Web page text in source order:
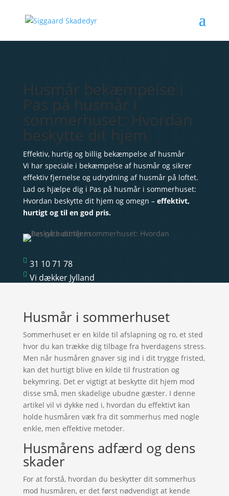
Husmår bekæmpelse i
Pas på husmår i
sommerhuset: Hvordan
beskytte dit hjem
Effektiv, hurtig og billig bekæmpelse af husmår
Vi har speciale i bekæmpelse af husmår og sikrer
effektiv fjernelse og udrydning af husmår på loftet.
Lad os hjælpe dig i Pas på husmår i sommerhuset:
Hvordan beskytte dit hjem og omegn –effektivt,
hurtigt og til en god pris.
 31 10 71 78
 Vi dækker Jylland
Husmår i sommerhuset
Sommerhuset er en kilde til afslapning og ro, et sted
hvor du kan trække dig tilbage fra hverdagens stress.
Men når husmåren gnaver sig ind i dit trygge fristed,
kan det hurtigt blive en kilde til frustration og
bekymring. Det er vigtigt at beskytte dit hjem mod
disse små, men skadelige ubudne gæster. I denne
artikel vil vi dykke ned i, hvordan du effektivt kan
holde husmåren væk fra dit sommerhus med nogle
enkle, men effektive metoder.
Husmårens adfærd og dens
skader
For at forstå, hvordan du beskytter dit sommerhus
mod husmåren, er det først nødvendigt at kende